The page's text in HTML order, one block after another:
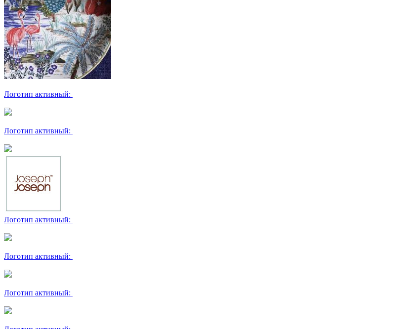
Логотип активный:
Логотип активный:
Логотип активный:
Логотип активный:
Логотип активный: